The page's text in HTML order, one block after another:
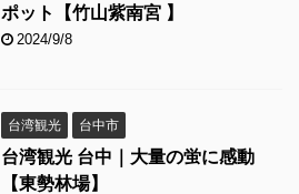
ポット【竹山紫南宮 】
2024/9/8
台湾観光 台中市
台湾観光 台中｜大量の蛍に感動
【東勢林場】